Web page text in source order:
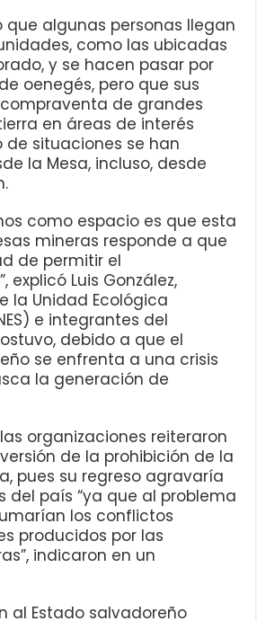
que algunas personas llegan
como las ubicadas
y se hacen pasar por
oenegés, pero que sus
de grandes
en áreas de interés
de situaciones se han
la Mesa, incluso, desde
como espacio es que esta
mineras responde a que
de permitir el
explicó Luis González,
la Unidad Ecológica
e integrantes del
debido a que el
se enfrenta a una crisis
la generación de
organizaciones reiteraron
de la prohibición de la
pues su regreso agravaría
del país “ya que al problema
los conflictos
producidos por las
indicaron en un
al Estado salvadoreño